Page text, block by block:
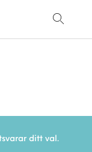
ditt val.